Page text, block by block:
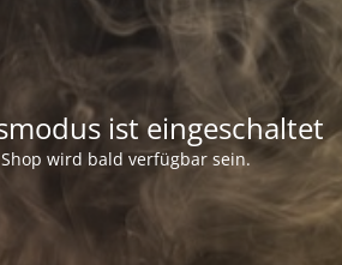
ist eingeschaltet
Shop wird bald verfügbar sein.